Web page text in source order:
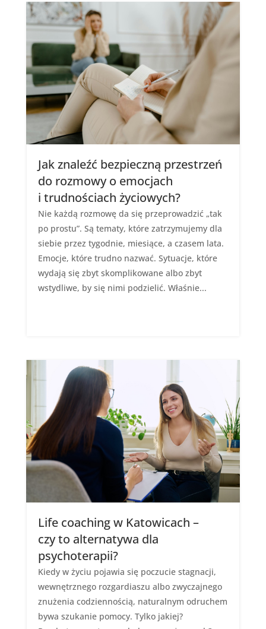
Jak znaleźć bezpieczną przestrzeń
do rozmowy o emocjach
i trudnościach życiowych?
Nie każdą rozmowę da się przeprowadzić „tak
po prostu”. Są tematy, które zatrzymujemy dla
siebie przez tygodnie, miesiące, a czasem lata.
Emocje, które trudno nazwać. Sytuacje, które
wydają się zbyt skomplikowane albo zbyt
wstydliwe, by się nimi podzielić. Właśnie...
Life coaching w Katowicach –
czy to alternatywa dla
psychoterapii?
Kiedy w życiu pojawia się poczucie stagnacji,
wewnętrznego rozgardiaszu albo zwyczajnego
znużenia codziennością, naturalnym odruchem
bywa szukanie pomocy. Tylko jakiej?